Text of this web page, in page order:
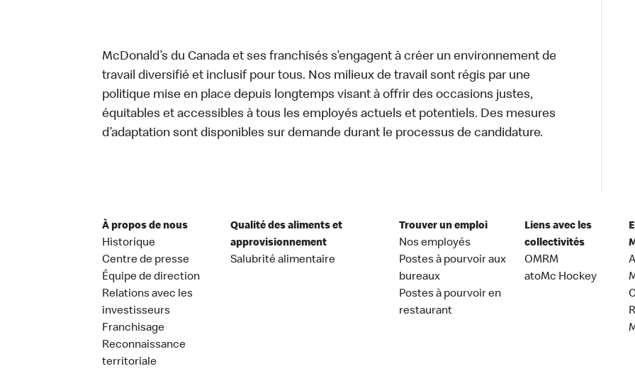
McDonald’s du Canada et ses franchisés s’engagent à créer un environnement de
travail diversifié et inclusif pour tous. Nos milieux de travail sont régis par une
politique mise en place depuis longtemps visant à offrir des occasions justes,
équitables et accessibles à tous les employés actuels et potentiels. Des mesures
d’adaptation sont disponibles sur demande durant le processus de candidature.
À propos de nous
Historique
Centre de presse
Équipe de direction
Relations avec les
investisseurs
Franchisage
Reconnaissance
territoriale
Qualité des aliments et
approvisionnement
Salubrité alimentaire
Trouver un emploi
Nos employés
Postes à pourvoir aux
bureaux
Postes à pourvoir en
restaurant
Liens avec les
collectivités
OMRM
atoMc Hockey